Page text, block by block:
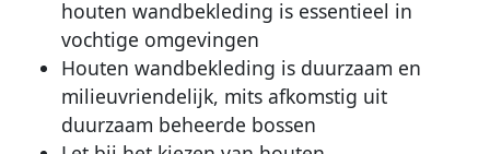
houten wandbekleding is essentieel in
vochtige omgevingen
Houten wandbekleding is duurzaam en
milieuvriendelijk, mits afkomstig uit
duurzaam beheerde bossen